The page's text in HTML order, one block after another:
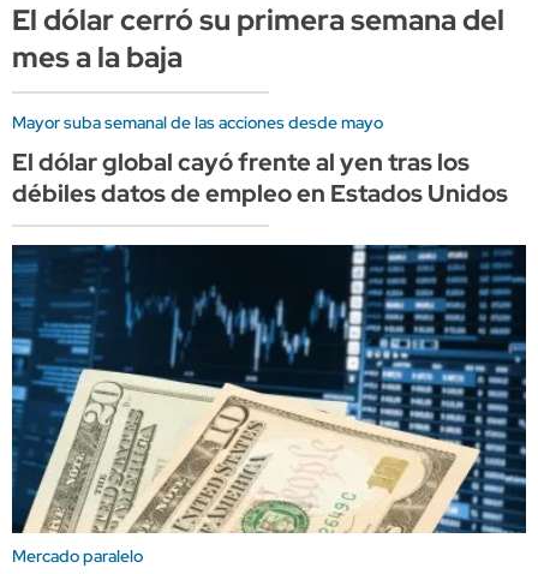
El dólar cerró su primera semana del
mes a la baja
Mayor suba semanal de las acciones desde mayo
El dólar global cayó frente al yen tras los
débiles datos de empleo en Estados Unidos
Mercado paralelo